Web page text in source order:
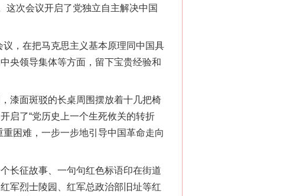
这次会议开启了党独立自主解决中国
，在把马克思主义基本原理同中国具
央领导集体等方面，留下宝贵经验和
面斑驳的长桌周围摆放着十几把椅
启了“党历史上一个生死攸关的转折
困难，一步一步地引导中国革命走向
长征故事、一句句红色标语印在街道
军烈士陵园、红军总政治部旧址等红